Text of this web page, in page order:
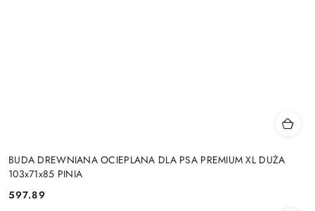
BUDA DREWNIANA OCIEPLANA DLA PSA PREMIUM XL DUŻA
103x71x85 PINIA
Cena:
597.89